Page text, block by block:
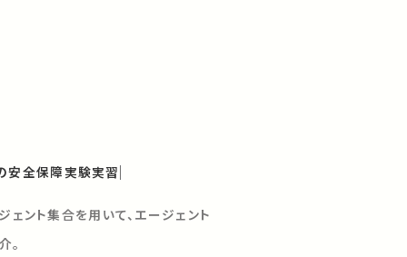
安全保障実験実習
ント集合を用いて、エージェント
。